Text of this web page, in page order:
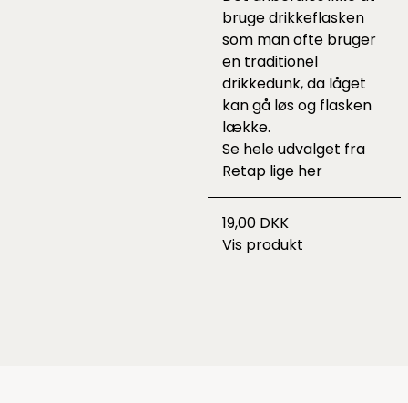
bruge drikkeflasken
som man ofte bruger
en traditionel
drikkedunk, da låget
kan gå løs og flasken
lække.
Se hele udvalget fra
Retap lige her
19,00 DKK
Vis produkt